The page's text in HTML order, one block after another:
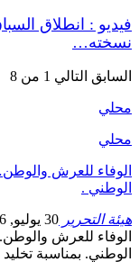
فيديو : انطلاق
نسخته…
السابق التالي 1 من 8
محلي
محلي
الوفاء للعرش
الوطني .
هيئة التحرير 30 يوليو, 2026
الوفاء للعرش
الوطني. بمناسبة